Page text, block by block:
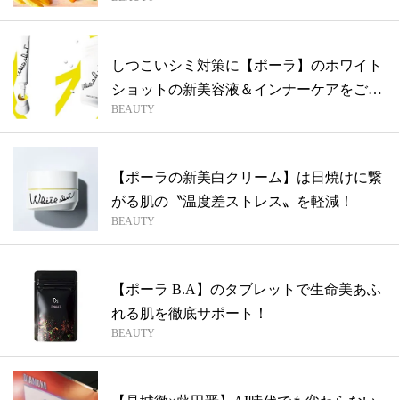
しつこいシミ対策に【ポーラ】のホワイト
ショットの新美容液＆インナーケアをご指
名
BEAUTY
【ポーラの新美白クリーム】は日焼けに繋
がる肌の〝温度差ストレス〟を軽減！
BEAUTY
【ポーラ B.A】のタブレットで生命美あふ
れる肌を徹底サポート！
BEAUTY